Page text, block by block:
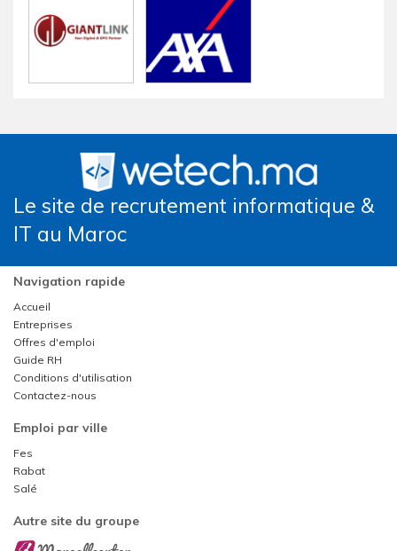
Le site de recrutement informatique &
IT au Maroc
Navigation rapide
Accueil
Entreprises
Offres d'emploi
Guide RH
Conditions d'utilisation
Contactez-nous
Emploi par ville
Fes
Rabat
Salé
Autre site du groupe